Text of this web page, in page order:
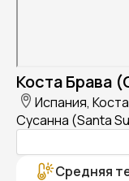
Коста Брава
Испания,
Сусанна (Santa
Средняя